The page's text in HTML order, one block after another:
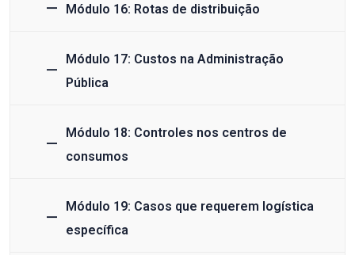
Módulo 16: Rotas de distribuição
Módulo 17: Custos na Administração
Pública
Módulo 18: Controles nos centros de
consumos
Módulo 19: Casos que requerem logística
específica